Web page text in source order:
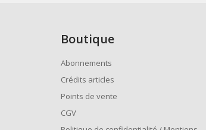
Boutique
Abonnements
Crédits articles
Points de vente
CGV